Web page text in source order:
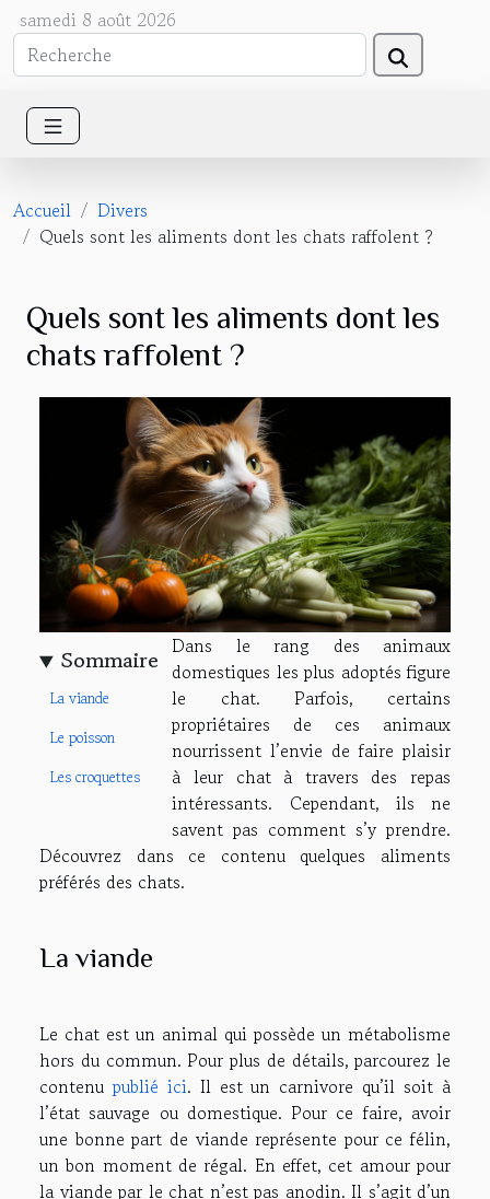
samedi 8 août 2026
Accueil
Divers
Quels sont les aliments dont les chats raffolent ?
Quels sont les aliments dont les
chats raffolent ?
Sommaire
La viande
Le poisson
Les croquettes
Dans le rang des animaux
domestiques les plus adoptés figure
le chat. Parfois, certains
propriétaires de ces animaux
nourrissent l’envie de faire plaisir
à leur chat à travers des repas
intéressants. Cependant, ils ne
savent pas comment s’y prendre.
Découvrez dans ce contenu quelques aliments
préférés des chats.
La viande
Le chat est un animal qui possède un métabolisme
hors du commun. Pour plus de détails, parcourez le
contenu publié ici. Il est un carnivore qu’il soit à
l’état sauvage ou domestique. Pour ce faire, avoir
une bonne part de viande représente pour ce félin,
un bon moment de régal. En effet, cet amour pour
la viande par le chat n’est pas anodin. Il s’agit d’un